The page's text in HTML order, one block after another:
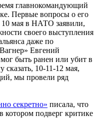
главнокомандующий
Первые вопросы о его
10 мая в НАТО заявили,
своего выступления
даже по
Евгений
быть ранен или убит в
сказать, 10-11-12 мая,
мы провели ряд
секретно» писала, что
подверг критике